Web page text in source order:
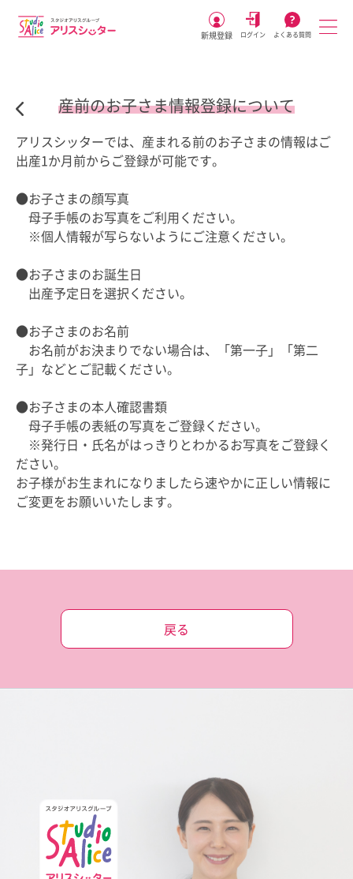
新規登録 ログイン よくある質問
産前のお子さま情報登録について
アリスシッターでは、産まれる前のお子さまの情報はご
出産1 か月前からご登録が可能です。
●お子さまの顔写真
母子手帳のお写真をご利用ください。
※個人情報が写らないようにご注意ください。
●お子さまのお誕生日
出産予定日を選択ください。
●お子さまのお名前
お名前がお決まりでない場合は、「第一子」「第二
子」などとご記載ください。
●お子さまの本人確認書類
母子手帳の表紙の写真をご登録ください。
※発行日・氏名がはっきりとわかるお写真をご登録く
ださい。
お子様がお生まれになりましたら速やかに正しい情報に
ご変更をお願いいたします。
戻る